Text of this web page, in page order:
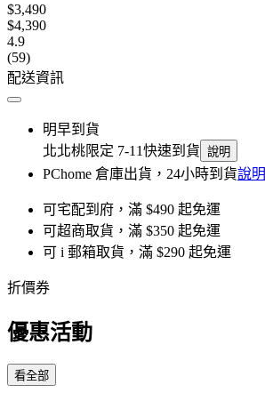
$3,490
$4,390
4.9
(59)
配送資訊
明早到貨
北北桃限定 7-11快速到貨 說明
PChome 倉庫出貨，24小時到貨說明
可宅配到府，滿 $490 起免運
可超商取貨，滿 $350 起免運
可 i 郵箱取貨，滿 $290 起免運
折價券
優惠活動
看全部